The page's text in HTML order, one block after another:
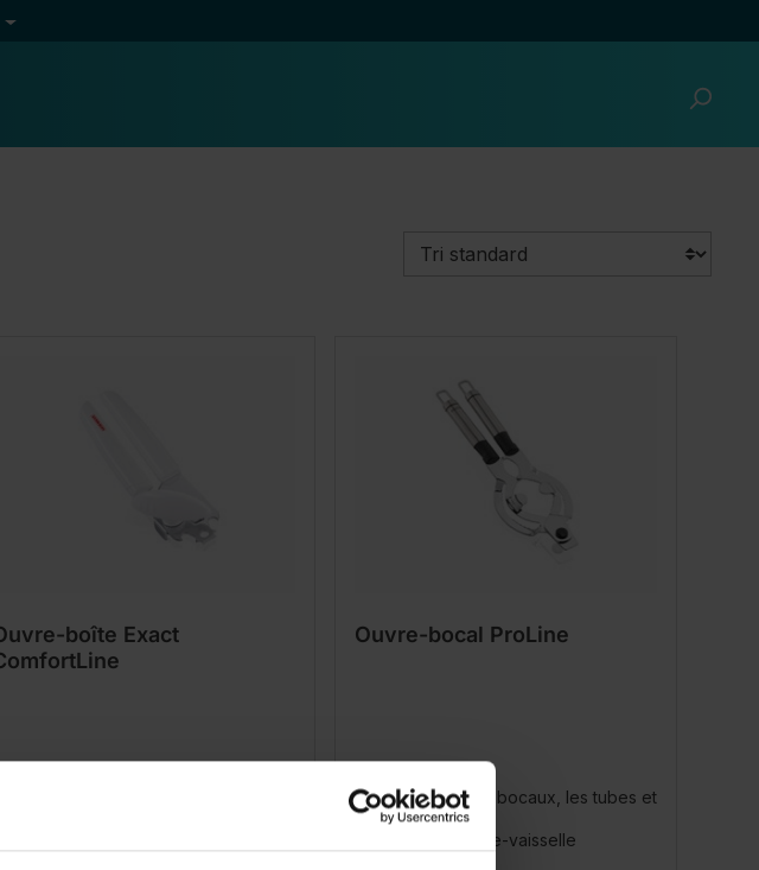
boîte Exact
Ouvre-bocal ProLine
Pour ouvrir les bocaux, les tubes et
les bouteilles
Lavable au lave-vaisselle